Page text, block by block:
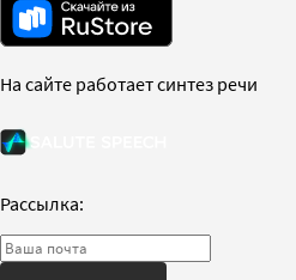
На сайте работает синтез речи
Рассылка: